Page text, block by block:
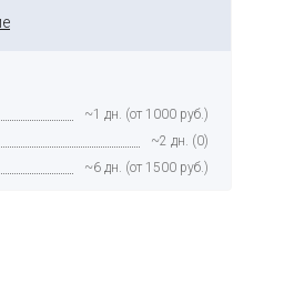
~1 дн. (от 1000 руб.)
~2 дн. (0)
~6 дн. (от 1500 руб.)